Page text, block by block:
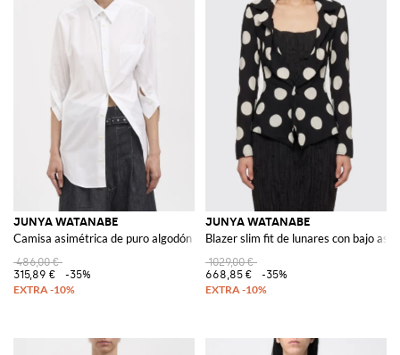
JUNYA WATANABE
Camisa asimétrica de puro algodón con cuello de pico y bolsillos
486,00 €
315,89 €
-35%
JUNYA WATANABE
Blazer slim fit de lunares con bajo
1029,00 €
668,85 €
-35%